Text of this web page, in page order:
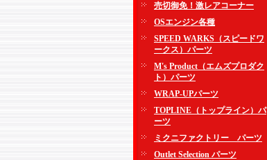
売切御免！激レアコーナー
OSエンジン各種
SPEED WARKS（スピードワ
ークス）パーツ
M's Product（エムズプロダク
ト）パーツ
WRAP-UPパーツ
TOPLINE（トップライン）パ
ーツ
ミクニファクトリー パーツ
Outlet Selection パーツ